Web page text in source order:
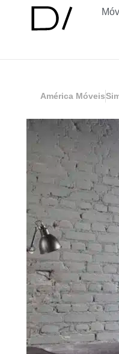
América Móveis